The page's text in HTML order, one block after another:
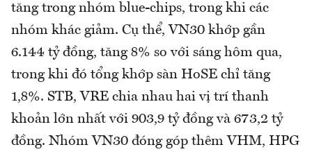
tăng trong nhóm blue-chips, trong khi các
nhóm khác giảm. Cụ thể, VN30 khớp gần
6.144 tỷ đồng, tăng 8% so với sáng hôm qua,
trong khi đó tổng khớp sàn HoSE chỉ tăng
1,8%. STB, VRE chia nhau hai vị trí thanh
khoản lớn nhất với 903,9 tỷ đồng và 673,2 tỷ
đồng. Nhóm VN30 đóng góp thêm VHM, HPG